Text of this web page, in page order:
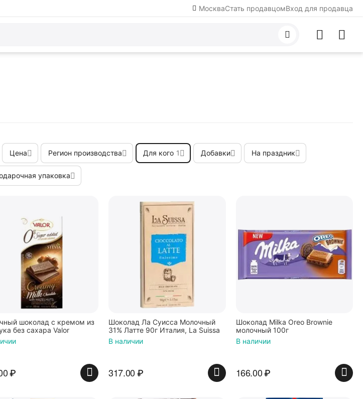
МоскваСтать продавцомВход для продавца
Цена Регион производства Для кого 1 Добавки На праздник
упаковка
шоколад с кремом из
без сахара Valor
₽
Шоколад Ла Суисса Молочный
31% Латте 90г Италия, La Suissa
В наличии
317.00₽
Шоколад Milka Oreo Brownie
молочный 100г
В наличии
166.00₽